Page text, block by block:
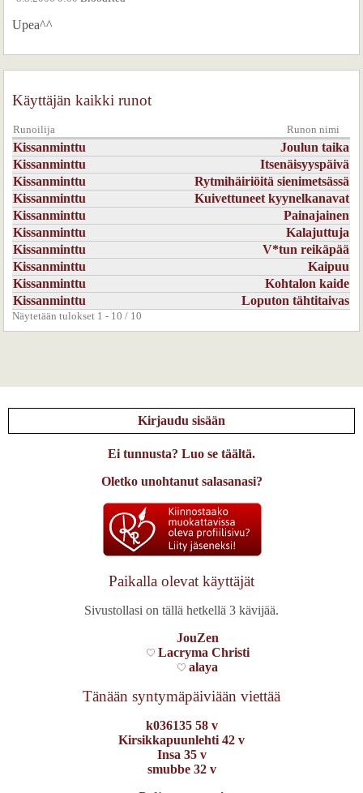
Upea^^
Kirjaudutairekisteröidykommentoidaksesi
SUOSIKKEIHIN!
Kirjaudutairekisteröidykommentoidaksesi
18.4.2006 0:00
auts.
ihana ja hirveän surullinen
liikaa mulle tänään
kaikessa nään turhan paljon ikävää
hieno runo tämä on, kyllä
mutta niin surkua
liikaa tähän päivään-
Kirjaudutairekisteröidykommentoidaksesi
Toi oli jotenkin niin todella mahtava runo... Onnea hyvästä
rekisteröidykommentoidaksesi
aamunkoin kulkija
Hieno runo, koskettava.
rekisteröidykommentoidaksesi
rekisteröidykommentoidaksesi
Käyttäjän kaikki runot
Runoilija Runon nimi
Kissanminttu
Joulun taika
Kissanminttu
Itsenäisyyspäivä
Kissanminttu
Rytmihäiriöitä sienimetsässä
Kissanminttu
Kuivettuneet kyynelkanavat
Kissanminttu
Painajainen
Kissanminttu
Kalajuttuja
Kissanminttu
V*tun reikäpää
Kissanminttu
Kaipuu
Kissanminttu
Kohtalon kaide
Kissanminttu
Loputon tähtitaivas
Näytetään tulokset 1 - 10 / 10
Kirjaudu sisään
Ei tunnusta? Luo se täältä.
Oletko unohtanut salasanasi?
Paikalla olevat käyttäjät
Sivustollasi on tällä hetkellä 3 kävijää.
JouZen
Lacryma Christi
alaya
Tänään syntymäpäiviään viettää
k036135 58 v
Kirsikkapuunlehti 42 v
Insa 35 v
smubbe 32 v